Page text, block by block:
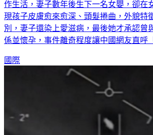
作生活，妻子數年後生下一名女嬰，卻在
現孩子皮膚愈來愈深、頭髮捲曲，外貌特
別，妻子還染上愛滋病，最後她才承認曾
係並懷孕，事件離奇程度讓中國網友直呼
國際